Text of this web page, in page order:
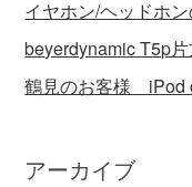
イヤホン/ヘッドホ
beyerdynamic T5p
鶴見のお客様 iPod
アーカイブ